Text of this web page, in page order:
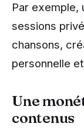
Par exemple,
sessions
chansons,
personnelle
Une
contenus